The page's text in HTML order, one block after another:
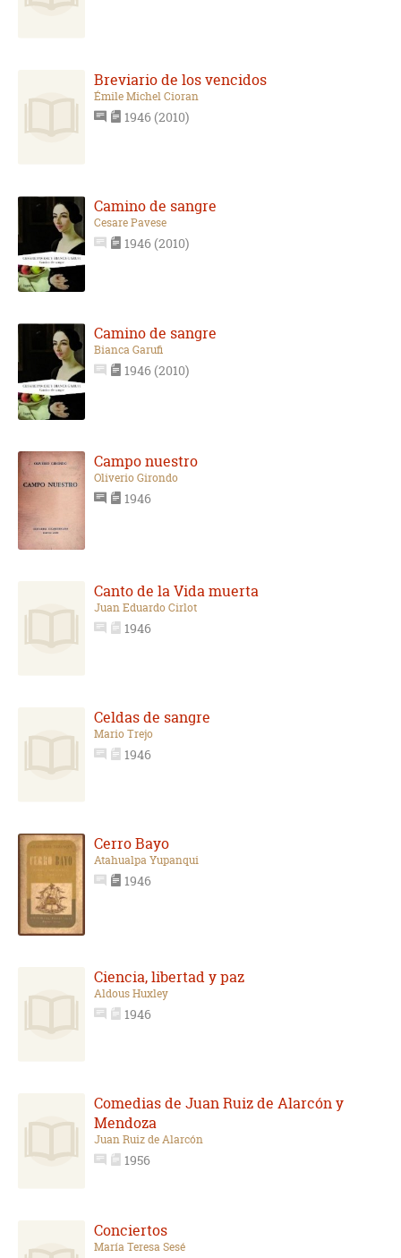
Breviario de los vencidos
Émile Michel Cioran
1946 (2010)
Camino de sangre
Cesare Pavese
1946 (2010)
Camino de sangre
Bianca Garufi
1946 (2010)
Campo nuestro
Oliverio Girondo
1946
Canto de la Vida muerta
Juan Eduardo Cirlot
1946
Celdas de sangre
Mario Trejo
1946
Cerro Bayo
Atahualpa Yupanqui
1946
Ciencia, libertad y paz
Aldous Huxley
1946
Comedias de Juan Ruiz de Alarcón y
Mendoza
Juan Ruiz de Alarcón
1956
Conciertos
María Teresa Sesé